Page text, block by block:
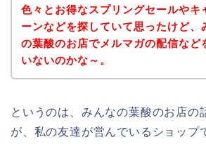
色々とお得なスプリングセールやキ
ーンなどを探していて思ったけど、
の葉酸のお店でメルマガの配信など
いないのかな～。
というのは、みんなの葉酸のお店の
が、私の友達が営んでいるショップ